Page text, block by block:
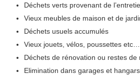
Déchets verts provenant de
Vieux meubles de maison et de
Déchets usuels accumulés
Vieux jouets, vélos, poussettes etc…
Déchets de rénovation ou restes de
Elimination dans garages et hangars